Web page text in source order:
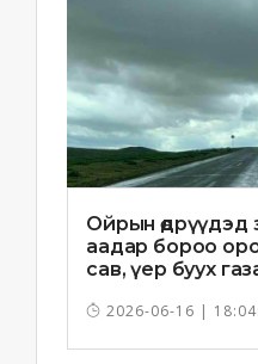
Ойрын өдрүүдэд
аадар бороо
сав, үер буух
2026-06-16 |